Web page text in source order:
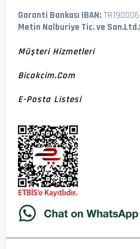
Garanti Bankası IBAN:
Metin Nalburiye Tic. ve
Müşteri Hizmetleri
Bicakcim.com
E-Posta Listesi